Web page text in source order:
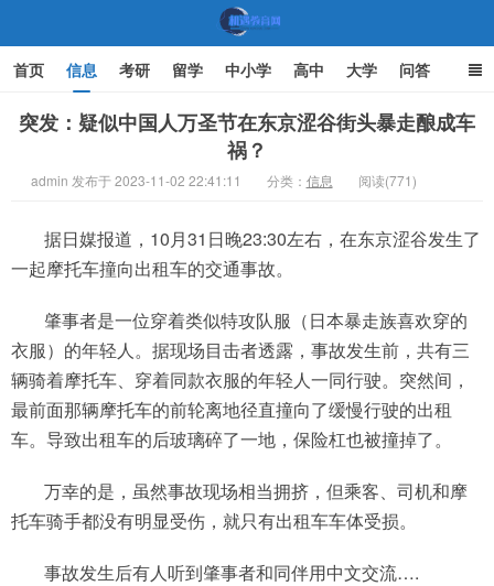
机遇教育网
首页 信息 考研 留学 中小学 高中 大学 问答
文化 家庭教育
突发：疑似中国人万圣节在东京涩谷街头暴走酿成车
祸？
admin 发布于 2023-11-02 22:41:11 分类： 信息 阅读(771)
据日媒报道，10月31日晚23:30左右，在东京涩谷发生了
一起摩托车撞向出租车的交通事故。
肇事者是一位穿着类似特攻队服（日本暴走族喜欢穿的
衣服）的年轻人。据现场目击者透露，事故发生前，共有三
辆骑着摩托车、穿着同款衣服的年轻人一同行驶。突然间，
最前面那辆摩托车的前轮离地径直撞向了缓慢行驶的出租
车。导致出租车的后玻璃碎了一地，保险杠也被撞掉了。
万幸的是，虽然事故现场相当拥挤，但乘客、司机和摩
托车骑手都没有明显受伤，就只有出租车车体受损。
事故发生后有人听到肇事者和同伴用中文交流….